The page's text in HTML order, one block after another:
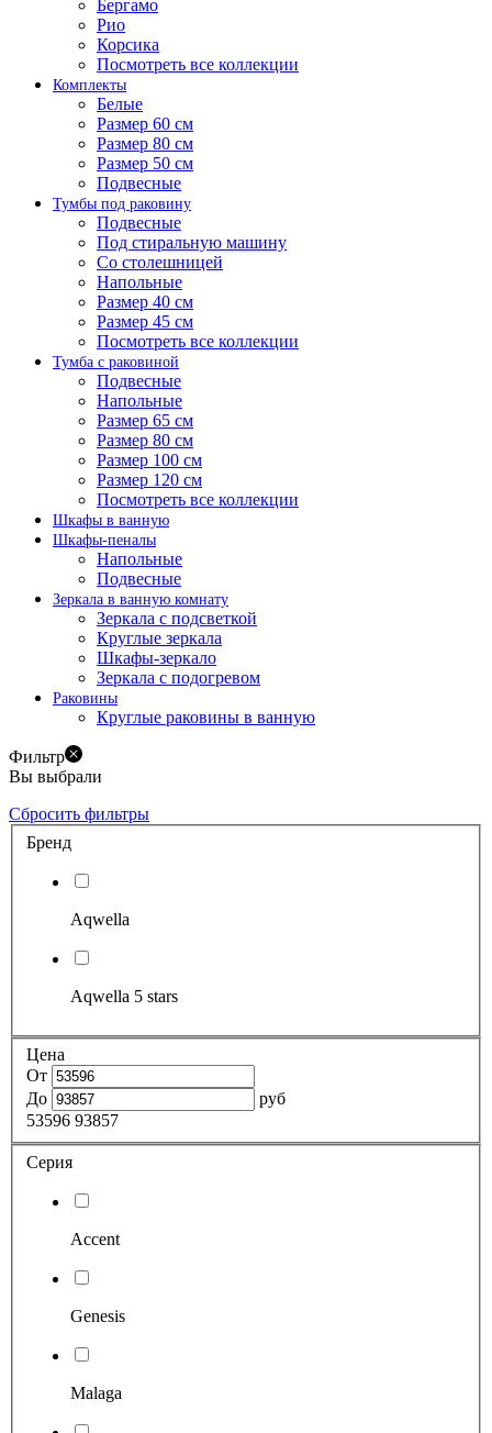
Бергамо
Рио
Корсика
Посмотреть все коллекции
Комплекты
Белые
Размер 60 см
Размер 80 см
Размер 50 см
Подвесные
Тумбы под раковину
Подвесные
Под стиральную машину
Со столешницей
Напольные
Размер 40 см
Размер 45 см
Посмотреть все коллекции
Тумба с раковиной
Подвесные
Напольные
Размер 65 см
Размер 80 см
Размер 100 см
Размер 120 см
Посмотреть все коллекции
Шкафы в ванную
Шкафы-пеналы
Напольные
Подвесные
Зеркала в ванную комнату
Зеркала с подсветкой
Круглые зеркала
Шкафы-зеркало
Зеркала с подогревом
Раковины
Круглые раковины в ванную
Фильтр
Вы выбрали
Сбросить фильтры
Бренд
Aqwella
Aqwella 5 stars
Цена
От
До
руб
53596 93857
Серия
Accent
Genesis
Malaga